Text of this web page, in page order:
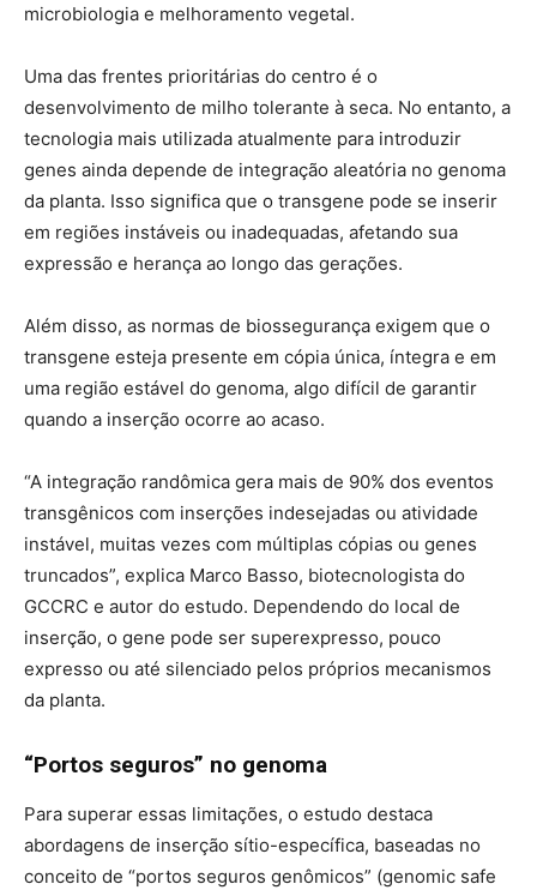
microbiologia e melhoramento vegetal.
Uma das frentes prioritárias do centro é o
desenvolvimento de milho tolerante à seca. No entanto, a
tecnologia mais utilizada atualmente para introduzir
genes ainda depende de integração aleatória no genoma
da planta. Isso significa que o transgene pode se inserir
em regiões instáveis ou inadequadas, afetando sua
expressão e herança ao longo das gerações.
Além disso, as normas de biossegurança exigem que o
transgene esteja presente em cópia única, íntegra e em
uma região estável do genoma, algo difícil de garantir
quando a inserção ocorre ao acaso.
“A integração randômica gera mais de 90% dos eventos
transgênicos com inserções indesejadas ou atividade
instável, muitas vezes com múltiplas cópias ou genes
truncados”, explica Marco Basso, biotecnologista do
GCCRC e autor do estudo. Dependendo do local de
inserção, o gene pode ser superexpresso, pouco
expresso ou até silenciado pelos próprios mecanismos
da planta.
“Portos seguros” no genoma
Para superar essas limitações, o estudo destaca
abordagens de inserção sítio-específica, baseadas no
conceito de “portos seguros genômicos” (genomic safe